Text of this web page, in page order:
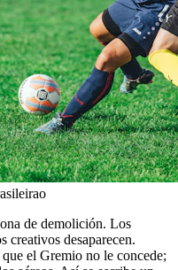
de demolición. Los
creativos desaparecen.
el Gremio no le concede;